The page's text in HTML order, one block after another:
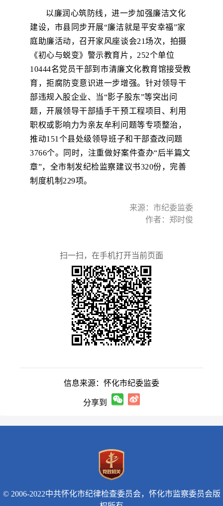
以廉润心筑防线，进一步加强廉洁文化
建设，市县同步开展“廉洁就是平安幸福”家
庭助廉活动，召开家风座谈会21场次，拍摄
《初心与蜕变》警示教育片，252个单位
10444名党员干部到市清廉文化教育馆接受教
育，拒腐防变意识进一步增强。针对领导干
部违规入股企业、当“影子股东”等突出问
题，开展领导干部插手干预工程项目、利用
职权或影响力为亲友牟利问题等专项整治，
推动151个县处级领导班子和干部查改问题
3766个。同时，注重做好案件查办“后半篇文
章”，全市制发纪检监察建议书320份，完善
制度机制229项。
来源：市纪委监委
作者：郑时俊
扫一扫，在手机打开当前页面
信息来源：怀化市纪委监委
分享到
© 2006-2022中共怀化市纪律检查委员会，怀化市监察委员会版